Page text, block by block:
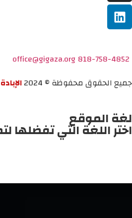
818-758-4852
office@gigaza.org
جميع الحقوق محفوظة © 2024
لغة الموقع
اختر اللغة التي